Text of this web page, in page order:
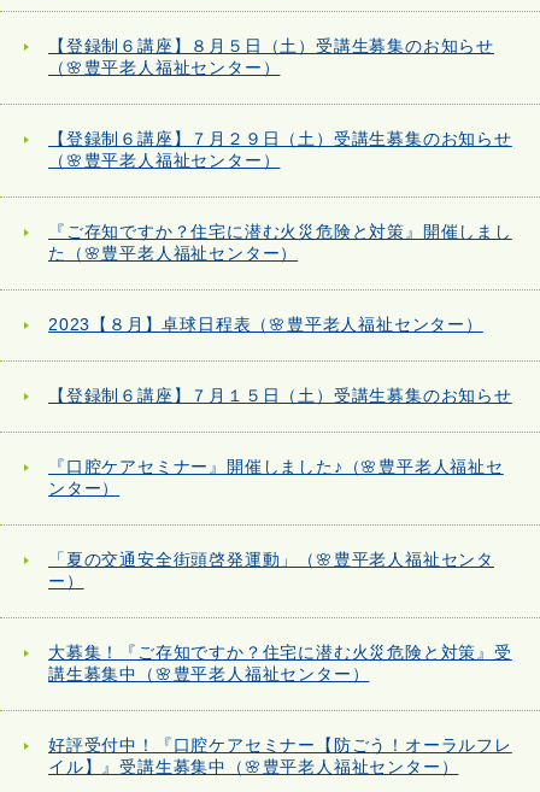
【登録制６講座】８月５日（土）受講生募集のお知らせ
（🌸豊平老人福祉センター）
【登録制６講座】７月２９日（土）受講生募集のお知らせ
（🌸豊平老人福祉センター）
『ご存知ですか？住宅に潜む火災危険と対策』開催しまし
た（🌸豊平老人福祉センター）
2023【８月】卓球日程表（🌸豊平老人福祉センター）
【登録制６講座】７月１５日（土）受講生募集のお知らせ
『口腔ケアセミナー』開催しました♪（🌸豊平老人福祉セ
ンター）
「夏の交通安全街頭啓発運動」（🌸豊平老人福祉センタ
ー）
大募集！『ご存知ですか？住宅に潜む火災危険と対策』受
講生募集中（🌸豊平老人福祉センター）
好評受付中！『口腔ケアセミナー【防ごう！オーラルフレ
イル】』受講生募集中（🌸豊平老人福祉センター）